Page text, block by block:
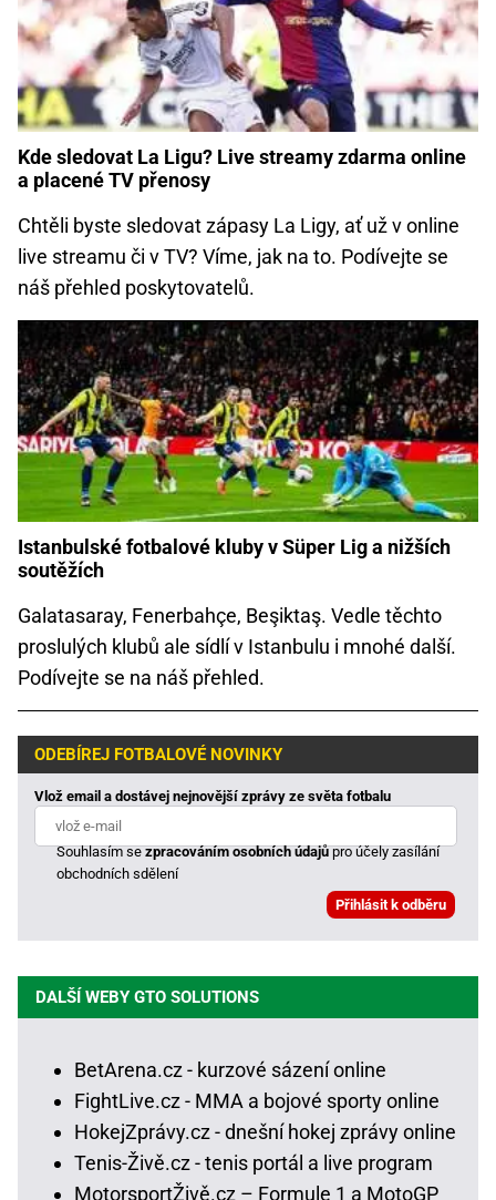
Kde sledovat La Ligu? Live streamy zdarma online
a placené TV přenosy
Chtěli byste sledovat zápasy La Ligy, ať už v online
live streamu či v TV? Víme, jak na to. Podívejte se
náš přehled poskytovatelů.
Istanbulské fotbalové kluby v Süper Lig a nižších
soutěžích
Galatasaray, Fenerbahçe, Beşiktaş. Vedle těchto
proslulých klubů ale sídlí v Istanbulu i mnohé další.
Podívejte se na náš přehled.
ODEBÍREJ FOTBALOVÉ NOVINKY
Vlož email a dostávej nejnovější zprávy ze světa fotbalu
Souhlasím sezpracováním osobních údajůpro účely zasílání
obchodních sdělení
DALŠÍ WEBY GTO SOLUTIONS
BetArena.cz - kurzové sázení online
FightLive.cz - MMA a bojové sporty online
HokejZprávy.cz - dnešní hokej zprávy online
Tenis-Živě.cz - tenis portál a live program
MotorsportŽivě.cz – Formule 1 a MotoGP